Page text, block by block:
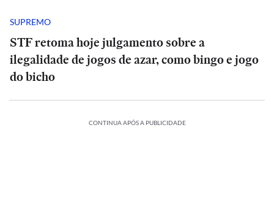
SUPREMO
STF retoma hoje julgamento sobre a
ilegalidade de jogos de azar, como bingo e jogo
do bicho
CONTINUA APÓS A PUBLICIDADE